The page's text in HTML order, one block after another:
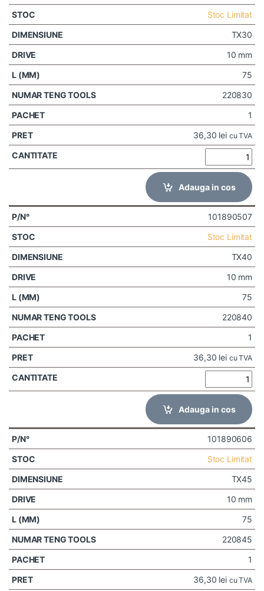
Stoc Limitat
TX30
10 mm
75
220830
1
36,30 lei cu TVA
Adauga in cos
101890507
Stoc Limitat
TX40
10 mm
75
220840
1
36,30 lei cu TVA
Adauga in cos
101890606
Stoc Limitat
TX45
10 mm
75
220845
1
36,30 lei cu TVA